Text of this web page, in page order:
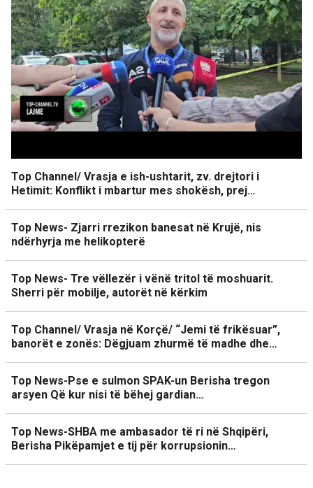
Top Channel/ Vrasja e ish-ushtarit, zv. drejtori i
Hetimit: Konflikt i mbartur mes shokësh, prej…
Top News- Zjarri rrezikon banesat në Krujë, nis
ndërhyrja me helikopterë
Top News- Tre vëllezër i vënë tritol të moshuarit.
Sherri për mobilje, autorët në kërkim
Top Channel/ Vrasja në Korçë/ “Jemi të frikësuar”,
banorët e zonës: Dëgjuam zhurmë të madhe dhe…
Top News-Pse e sulmon SPAK-un Berisha tregon
arsyen Që kur nisi të bëhej gardian…
Top News-SHBA me ambasador të ri në Shqipëri,
Berisha Pikëpamjet e tij për korrupsionin…